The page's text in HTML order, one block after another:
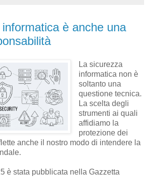
è anche una
La sicurezza
informatica non è
soltanto una
questione tecnica.
La scelta degli
strumenti ai quali
affidiamo la
protezione dei
anche il nostro modo di intendere la
è stata pubblicata nella Gazzetta